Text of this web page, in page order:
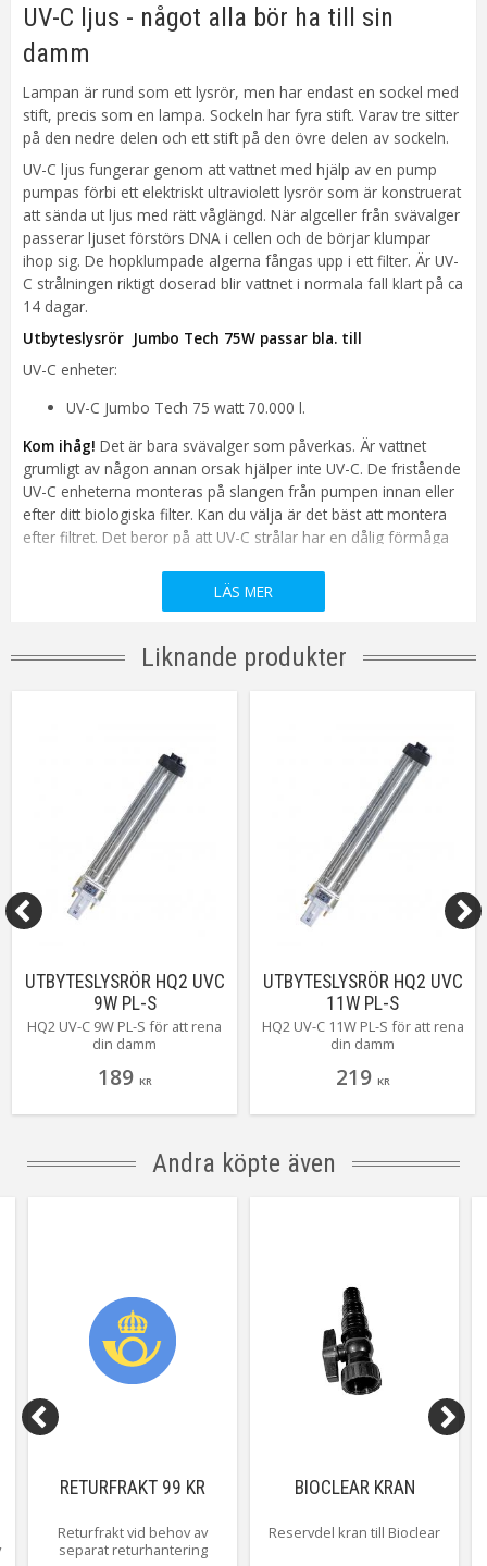
UV-C ljus - något alla bör ha till sin
damm
Lampan är rund som ett lysrör, men har endast en sockel med
stift, precis som en lampa. Sockeln har fyra stift. Varav tre sitter
på den nedre delen och ett stift på den övre delen av sockeln.
UV-C ljus fungerar genom att vattnet med hjälp av en pump
pumpas förbi ett elektriskt ultraviolett lysrör som är konstruerat
att sända ut ljus med rätt våglängd. När algceller från svävalger
passerar ljuset förstörs DNA i cellen och de börjar klumpar
ihop sig. De hopklumpade algerna fångas upp i ett filter. Är UV-
C strålningen riktigt doserad blir vattnet i normala fall klart på ca
14 dagar.
Utbyteslysrör Jumbo Tech 75W passar bla. till
UV-C enheter:
UV-C Jumbo Tech 75 watt 70.000 l.
Kom ihåg! Det är bara svävalger som påverkas. Är vattnet
grumligt av någon annan orsak hjälper inte UV-C. De fristående
UV-C enheterna monteras på slangen från pumpen innan eller
efter ditt biologiska filter. Kan du välja är det bäst att montera
efter filtret. Det beror på att UV-C strålar har en dålig förmåga
efter filtret, så innehåller vattnet mindre partiklar än innan filtret.
Det är inte så att algerna dör i samma ögonblick de passerar
Vad UV-C ljus hjälper mot:
Du får ett klart vatten om UV-C dosen doseras riktigt
Det kan i vissa fall användas mot parasiter och bakterier.
Vattnet skall då passera långsamt och UV-C ljuset skall
överdimensioneras.
LÄS MER
Liknande produkter
UTBYTESLYSRÖR HQ2 UVC
9W PL-S
HQ2 UV-C 9W PL-S för att rena
din damm
189 KR
UTBYTESLYSRÖR HQ2 UVC
11W PL-S
HQ2 UV-C 11W PL-S för att rena
din damm
219 KR
Andra köpte även
RETURFRAKT 99 KR
Returfrakt vid behov av
separat returhantering
BIOCLEAR KRAN
Reservdel kran till Bioclear